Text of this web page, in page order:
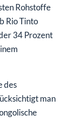
Rohstoffe
Rio Tinto
34 Prozent
des
man